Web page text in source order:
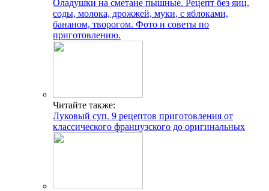
Оладушки на сметане пышные. Рецепт без яиц,
соды, молока, дрожжей, муки, с яблоками,
бананом, творогом. Фото и советы по
приготовлению.
Читайте также:
Луковый суп. 9 рецептов приготовления от
классического французского до оригинальных